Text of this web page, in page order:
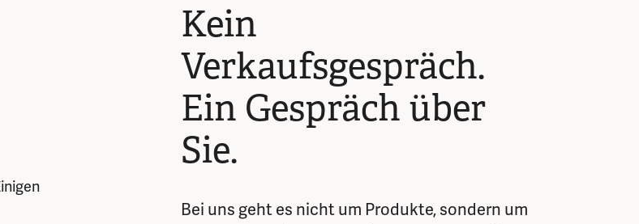
Kein
Verkaufsgespräch.
Ein Gespräch über
Sie.
Bei uns geht es nicht um Produkte, sondern um